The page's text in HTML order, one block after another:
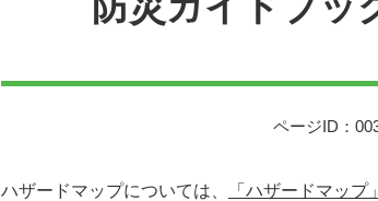
ページID：
ハザードマップについては、 「ハザードマップ